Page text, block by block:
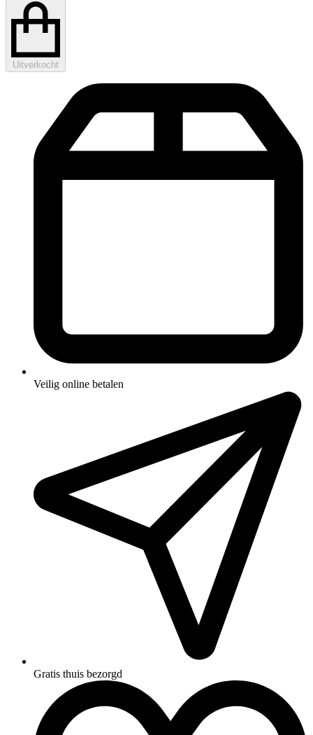
Uitverkocht
Veilig online betalen
Gratis thuis bezorgd